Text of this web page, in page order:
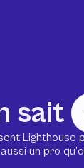
sait
un pro